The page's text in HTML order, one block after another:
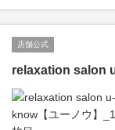
店舗公式
relaxation salon